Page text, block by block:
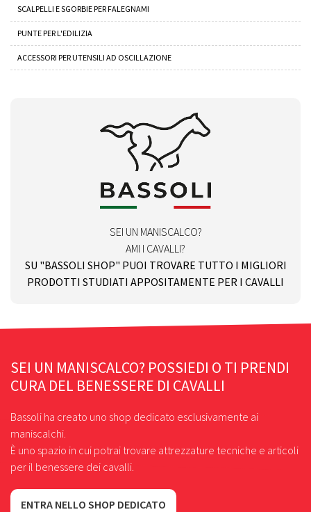
SCALPELLI E SGORBIE PER FALEGNAMI
PUNTE PER L'EDILIZIA
ACCESSORI PER UTENSILI AD OSCILLAZIONE
SEI UN MANISCALCO?
AMI I CAVALLI?
SU "BASSOLI SHOP" PUOI TROVARE TUTTO I MIGLIORI
PRODOTTI STUDIATI APPOSITAMENTE PER I CAVALLI
SEI UN MANISCALCO? POSSIEDI O TI PRENDI
CURA DEL BENESSERE DI CAVALLI
Bassoli ha creato uno shop dedicato esclusivamente ai
maniscalchi.
È uno spazio in cui potrai trovare attrezzature tecniche e articoli
per il benessere dei cavalli.
ENTRA NELLO SHOP DEDICATO